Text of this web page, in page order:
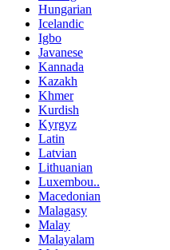
Hungarian
Icelandic
Igbo
Javanese
Kannada
Kazakh
Khmer
Kurdish
Kyrgyz
Latin
Latvian
Lithuanian
Luxembou..
Macedonian
Malagasy
Malay
Malayalam